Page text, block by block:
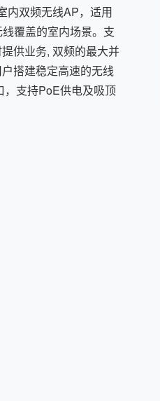
内双频无线AP，适用
覆盖的室内场景。支
供业务, 双频的最大并
搭建稳定高速的无线
，支持PoE供电及吸顶